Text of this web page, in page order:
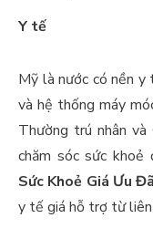
Y tế
Mỹ là nước có nền
và hệ thống máy
Thường trú nhân và
chăm sóc sức
Sức Khoẻ Giá Ưu
y tế giá hỗ trợ từ